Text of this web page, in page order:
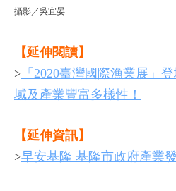
攝影／吳宜晏
【延伸閱讀】
> 「2020臺灣國際漁業展」
域及產業豐富多樣性！
【延伸資訊】
>早安基隆 基隆市政府產業